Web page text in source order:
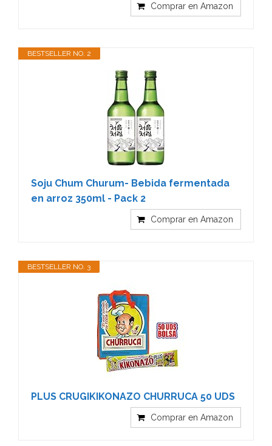
Comprar en Amazon
BESTSELLER NO. 2
Soju Chum Churum- Bebida fermentada
en arroz 350ml - Pack 2
Comprar en Amazon
BESTSELLER NO. 3
PLUS CRUGIKIKONAZO CHURRUCA 50 UDS
Comprar en Amazon